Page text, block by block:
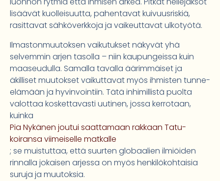
lisäävät kuolleisuutta, pahentavat kuivuusriskiä,
rasittavat sähköverkkoja ja vaikeuttavat ulkotyötä.
Ilmastonmuutoksen vaikutukset näkyvät yhä
selvemmin arjen tasolla – niin kaupungeissa kuin
maaseudulla. Samalla tavalla äärimmäiset ja
äkilliset muutokset vaikuttavat myös ihmisten tunne-
elämään ja hyvinvointiin. Tätä inhimillistä puolta
valottaa koskettavasti uutinen, jossa kerrotaan,
kuinka
Pia Nykänen joutui saattamaan rakkaan Tatu-
koiransa viimeiselle matkalle
; se muistuttaa, että suurten globaalien ilmiöiden
rinnalla jokaisen arjessa on myös henkilökohtaisia
suruja ja muutoksia.